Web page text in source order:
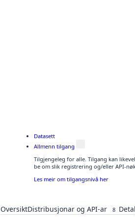
Datasett
Allmenn tilgang
Tilgjengeleg for alle. Tilgang kan
be om slik registrering og/eller API-
Les meir om tilgangsnivå her
OversiktDistribusjonar og API-ar 8